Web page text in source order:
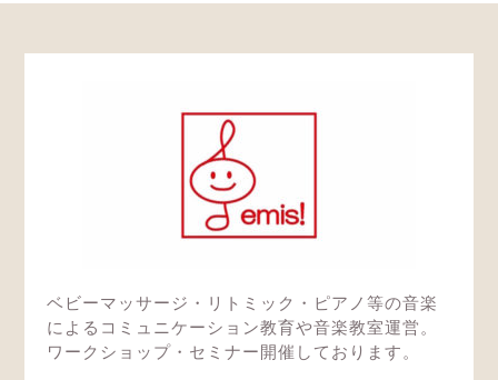
ベビーマッサージ・リトミック・ピアノ等の音楽
によるコミュニケーション教育や音楽教室運営。
ワークショップ・セミナー開催しております。